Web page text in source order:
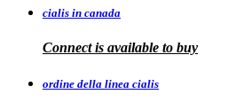
cialis in canada
Connect is available to buy
ordine della linea cialis